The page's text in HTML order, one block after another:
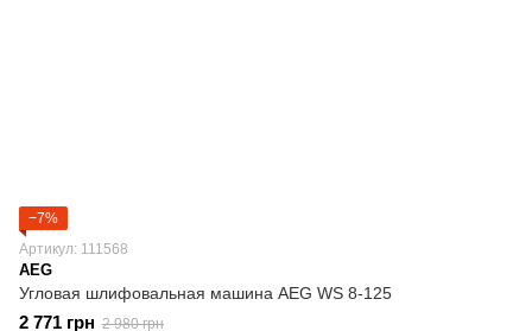
−7%
Артикул: 111568
AEG
Угловая шлифовальная машина AEG WS 8-125
2 771 грн 2 980 грн